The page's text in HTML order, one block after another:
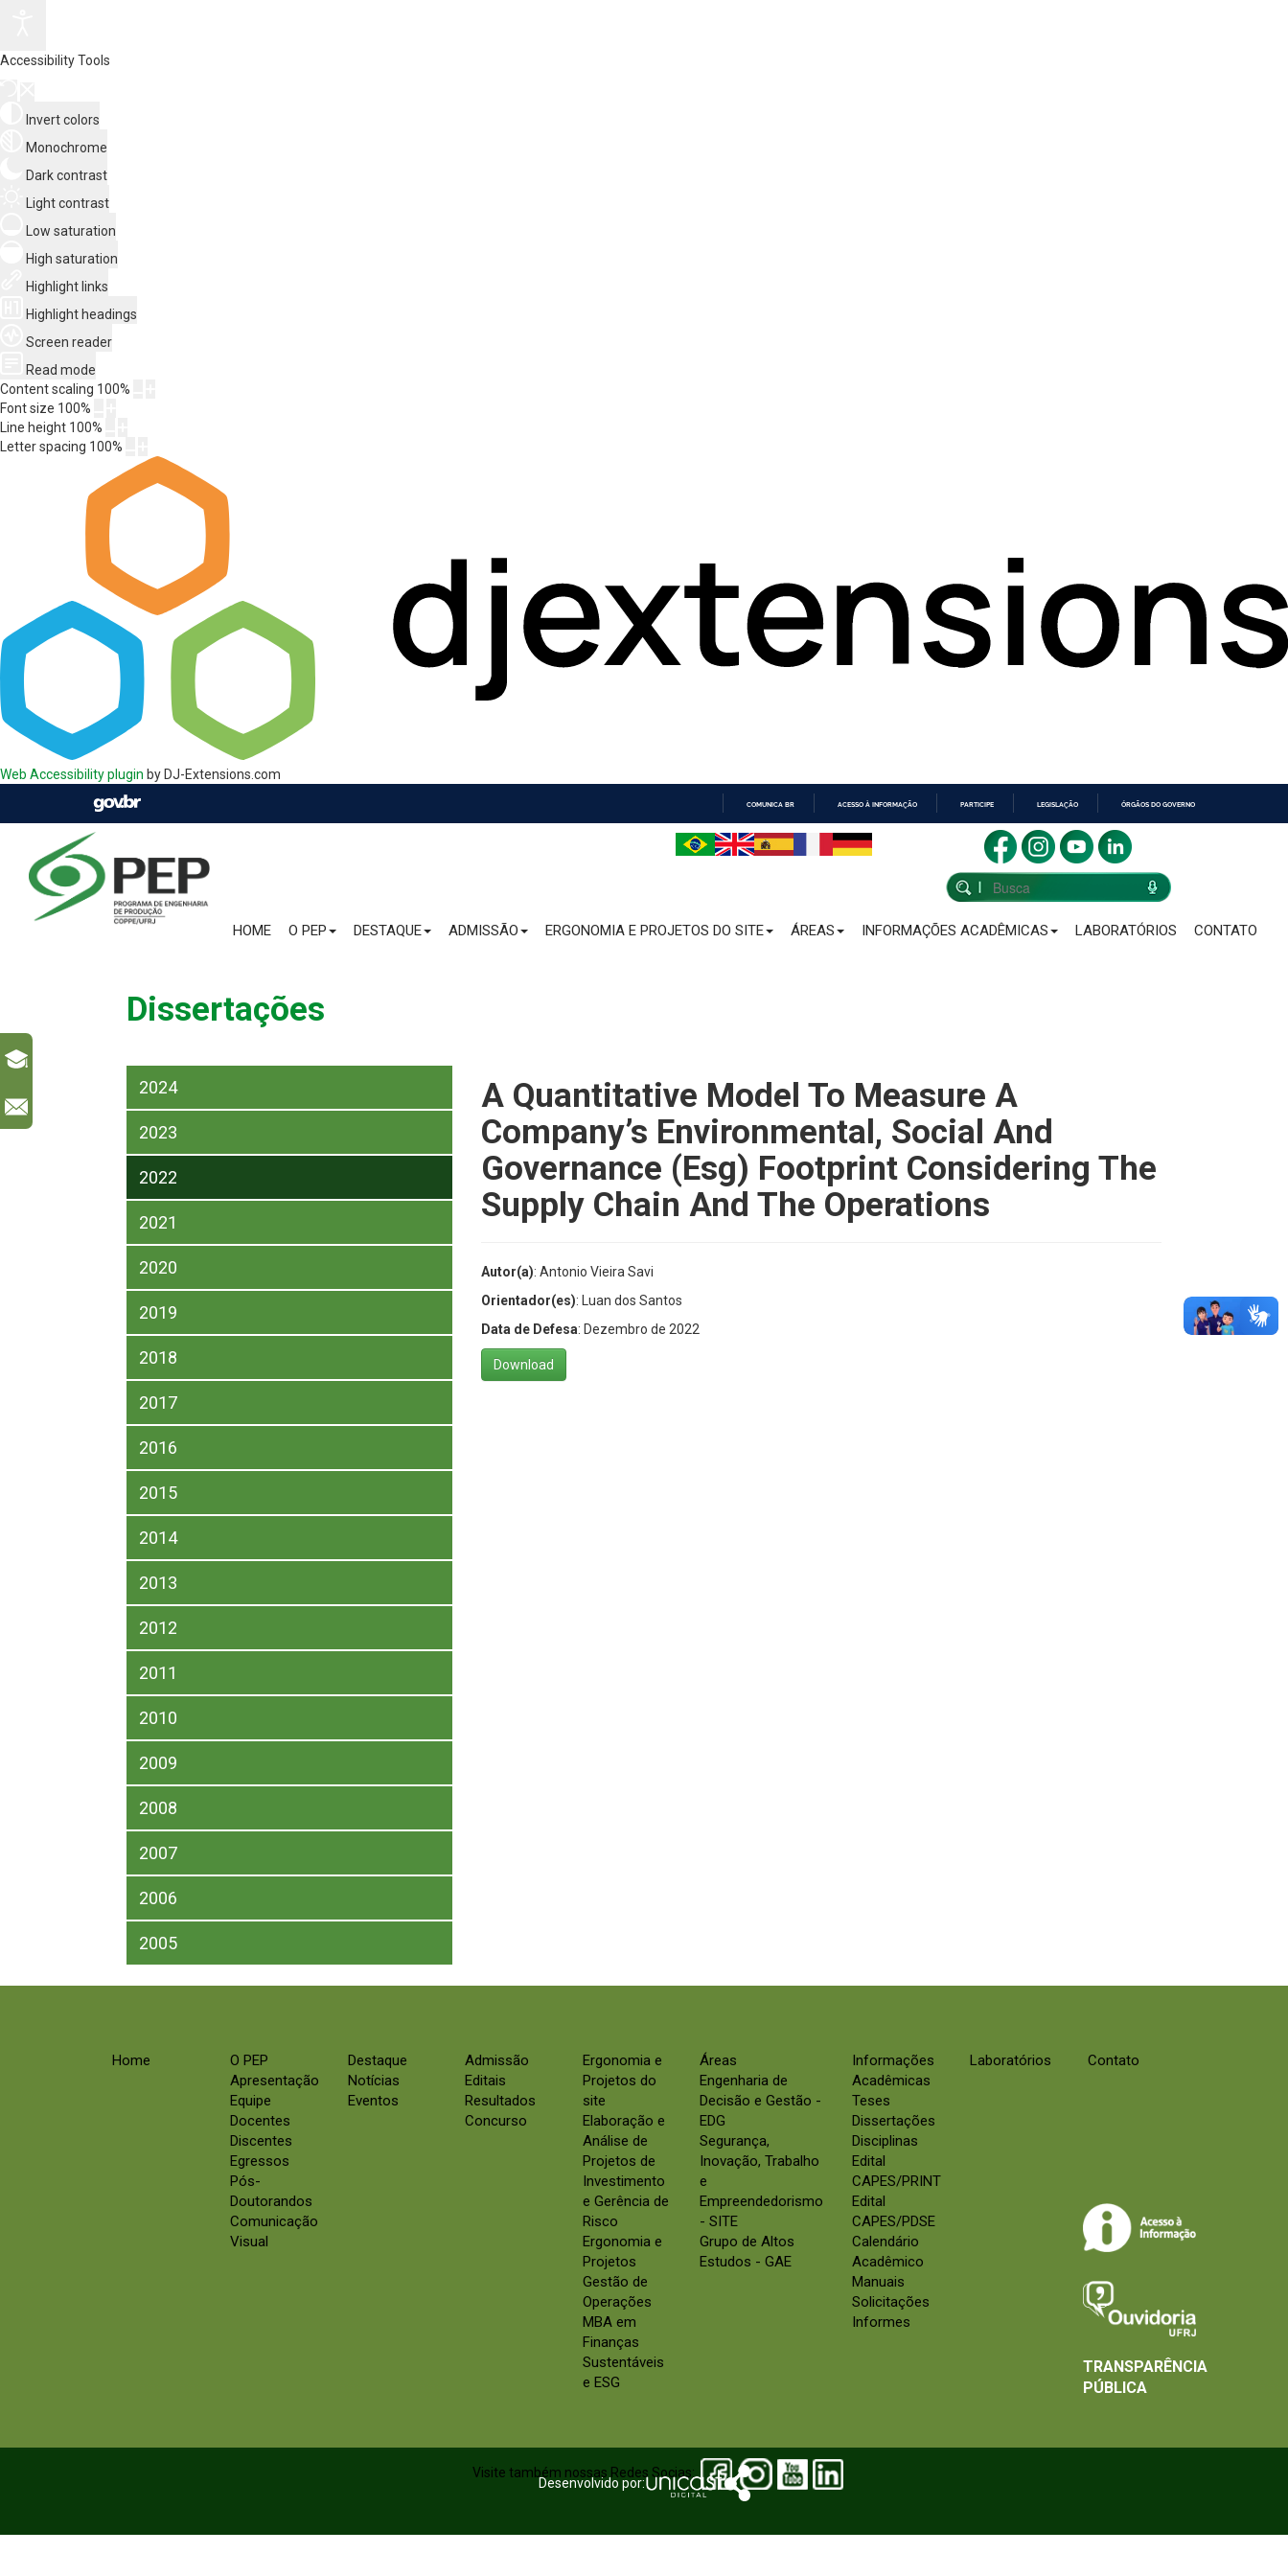
Accessibility Tools
Invert colors
Monochrome
Dark contrast
Light contrast
Low saturation
High saturation
Highlight links
Highlight headings
Screen reader
Read mode
Content scaling 100%
Font size 100%
Line height 100%
Letter spacing 100%
Web Accessibility plugin by DJ-Extensions.com
COMUNICA BR ACESSO À INFORMAÇÃO PARTICIPE LEGISLAÇÃO ÓRGÃOS DO GOVERNO
HOME O PEP DESTAQUE ADMISSÃO ERGONOMIA E PROJETOS DO SITE ÁREAS INFORMAÇÕES ACADÊMICAS LABORATÓRIOS CONTATO
Dissertações
2024
2023
2022
2021
2020
2019
2018
2017
2016
2015
2014
2013
2012
2011
2010
2009
2008
2007
2006
2005
A Quantitative Model To Measure A
Company’s Environmental, Social And
Governance (Esg) Footprint Considering The
Supply Chain And The Operations
Autor(a): Antonio Vieira Savi
Orientador(es): Luan dos Santos
Data de Defesa: Dezembro de 2022
Download
Home
O PEP
Apresentação
Equipe
Docentes
Discentes
Egressos
Pós-
Doutorandos
Comunicação
Visual
Destaque
Notícias
Eventos
Admissão
Editais
Resultados
Concurso
Ergonomia e
Projetos do
site
Elaboração e
Análise de
Projetos de
Investimento
e Gerência de
Risco
Ergonomia e
Projetos
Gestão de
Operações
MBA em
Finanças
Sustentáveis
e ESG
Áreas
Engenharia de
Decisão e Gestão -
EDG
Segurança,
Inovação, Trabalho
e
Empreendedorismo
- SITE
Grupo de Altos
Estudos - GAE
Informações
Acadêmicas
Teses
Dissertações
Disciplinas
Edital
CAPES/PRINT
Edital
CAPES/PDSE
Calendário
Acadêmico
Manuais
Solicitações
Informes
Laboratórios Contato
Visite também nossas Redes Socias:
TRANSPARÊNCIA
PÚBLICA
Desenvolvido por: